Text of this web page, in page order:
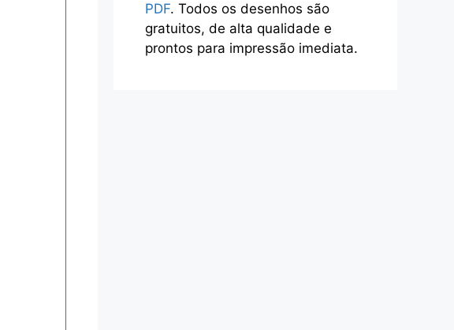
PDF. Todos os desenhos são
gratuitos, de alta qualidade e
prontos para impressão imediata.